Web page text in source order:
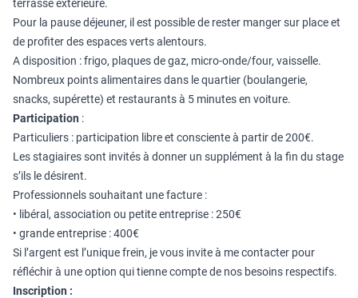
terrasse extérieure.
Pour la pause déjeuner, il est possible de rester manger sur place et
de profiter des espaces verts alentours.
A disposition : frigo, plaques de gaz, micro-onde/four, vaisselle.
Nombreux points alimentaires dans le quartier (boulangerie,
snacks, supérette) et restaurants à 5 minutes en voiture.
Participation :
Particuliers : participation libre et consciente à partir de 200€.
Les stagiaires sont invités à donner un supplément à la fin du stage
s’ils le désirent.
Professionnels souhaitant une facture :
• libéral, association ou petite entreprise : 250€
• grande entreprise : 400€
Si l’argent est l’unique frein, je vous invite à me contacter pour
réfléchir à une option qui tienne compte de nos besoins respectifs.
Inscription :